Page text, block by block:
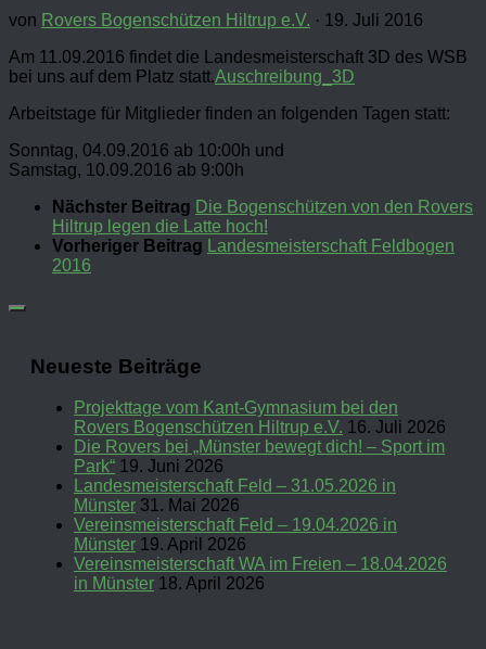
von Rovers Bogenschützen Hiltrup e.V. · 19. Juli 2016
Am 11.09.2016 findet die Landesmeisterschaft 3D des WSB
bei uns auf dem Platz statt.Auschreibung_3D
Arbeitstage für Mitglieder finden an folgenden Tagen statt:
Sonntag, 04.09.2016 ab 10:00h und
Samstag, 10.09.2016 ab 9:00h
Nächster Beitrag Die Bogenschützen von den Rovers
Hiltrup legen die Latte hoch!
Vorheriger Beitrag Landesmeisterschaft Feldbogen
2016
Neueste Beiträge
Projekttage vom Kant-Gymnasium bei den
Rovers Bogenschützen Hiltrup e.V. 16. Juli 2026
Die Rovers bei „Münster bewegt dich! – Sport im
Park“ 19. Juni 2026
Landesmeisterschaft Feld – 31.05.2026 in
Münster 31. Mai 2026
Vereinsmeisterschaft Feld – 19.04.2026 in
Münster 19. April 2026
Vereinsmeisterschaft WA im Freien – 18.04.2026
in Münster 18. April 2026